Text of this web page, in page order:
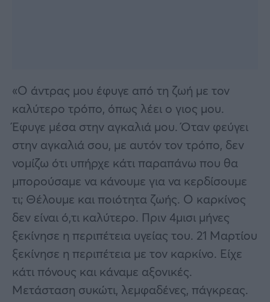
«Ο άντρας μου έφυγε από τη ζωή με τον
καλύτερο τρόπο, όπως λέει ο γιος μου.
Έφυγε μέσα στην αγκαλιά μου. Όταν φεύγει
στην αγκαλιά σου, με αυτόν τον τρόπο, δεν
νομίζω ότι υπήρχε κάτι παραπάνω που θα
μπορούσαμε να κάνουμε για να κερδίσουμε
τι; Θέλουμε και ποιότητα ζωής. Ο καρκίνος
δεν είναι ό,τι καλύτερο. Πριν 4μισι μήνες
ξεκίνησε η περιπέτεια υγείας του. 21 Μαρτίου
ξεκίνησε η περιπέτεια με τον καρκίνο. Είχε
κάτι πόνους και κάναμε αξονικές.
Μετάσταση συκώτι, λεμφαδένες, πάγκρεας.